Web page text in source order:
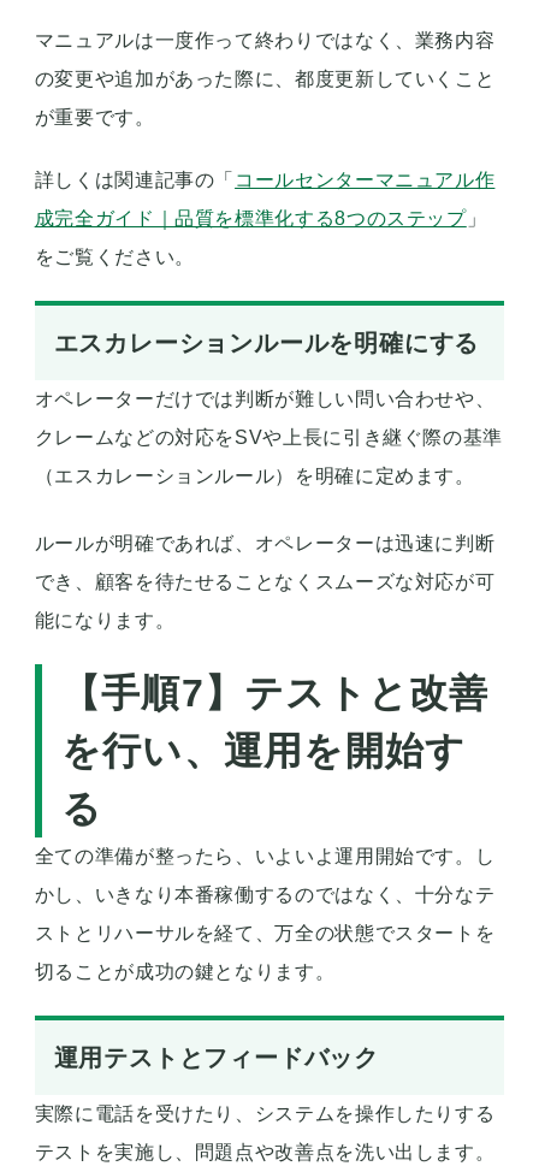
マニュアルは一度作って終わりではなく、業務内容
の変更や追加があった際に、都度更新していくこと
が重要です。
詳しくは関連記事の「 コールセンターマニュアル作
成完全ガイド｜品質を標準化する8つのステップ」
をご覧ください。
エスカレーションルールを明確にする
オペレーターだけでは判断が難しい問い合わせや、
クレームなどの対応をSVや上長に引き継ぐ際の基準
（エスカレーションルール）を明確に定めます。
ルールが明確であれば、オペレーターは迅速に判断
でき、顧客を待たせることなくスムーズな対応が可
能になります。
【手順7】テストと改善
を行い、運用を開始す
る
全ての準備が整ったら、いよいよ運用開始です。し
かし、いきなり本番稼働するのではなく、十分なテ
ストとリハーサルを経て、万全の状態でスタートを
切ることが成功の鍵となります。
運用テストとフィードバック
実際に電話を受けたり、システムを操作したりする
テストを実施し、問題点や改善点を洗い出します。